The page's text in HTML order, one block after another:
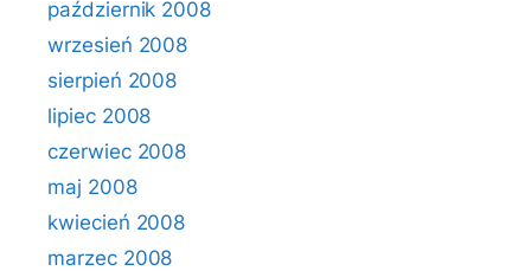
październik 2008
wrzesień 2008
sierpień 2008
lipiec 2008
czerwiec 2008
maj 2008
kwiecień 2008
marzec 2008